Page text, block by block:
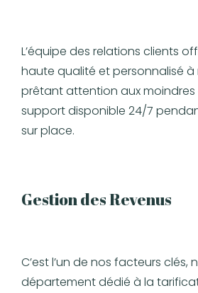
L’équipe des relations clients
haute qualité et personnalisé à
prêtant attention aux moindres
support disponible 24/7
sur place.
Gestion des Revenus
C’est l’un de nos facteurs clés,
département dédié à la